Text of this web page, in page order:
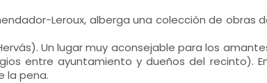
Leroux, alberga una colección de obras
Un lugar muy aconsejable para los
entre ayuntamiento y dueños del recinto).
la pena.